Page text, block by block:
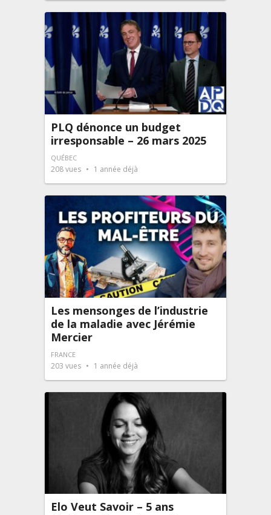
PLQ dénonce un budget
irresponsable – 26 mars 2025
QUÉBEC
208vues 1 année déjà
Les mensonges de l’industrie
de la maladie avec Jérémie
Mercier
FRANCE
203 vues 1 année déjà
Elo Veut Savoir – 5 ans